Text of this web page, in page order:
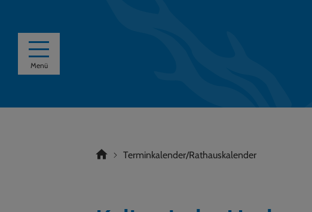
Menü
Terminkalender/Rathauskalender